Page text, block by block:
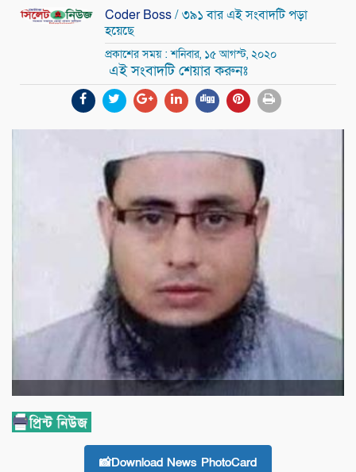
Coder Boss/ ৩৯১ বার এই সংবাদটি পড়া
হয়েছে
প্রকাশের সময় : শনিবার, ১৫ আগস্ট, ২০২০
এই সংবাদটি শেয়ার করুনঃ
📸Download News PhotoCard